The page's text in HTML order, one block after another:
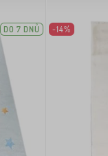
DO 7 DNŮ -14%